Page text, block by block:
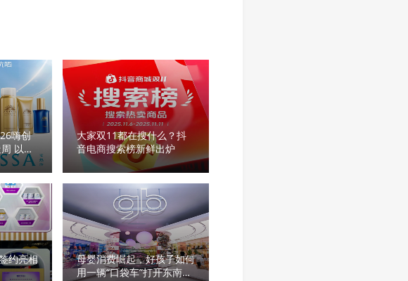
嗨创
以全
晒新标
大家双11都在搜什么？抖
音电商搜索榜新鲜出炉
约亮相
母婴消费崛起，好孩子如何
用一辆“口袋车”打开东南亚